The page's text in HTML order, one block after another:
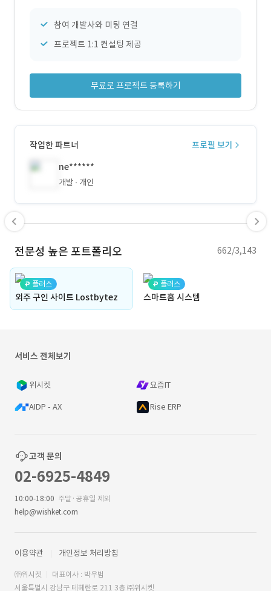
참여 개발사와 미팅 연결
프로젝트 1:1 컨설팅 제공
무료로 프로젝트 등록하기
작업한 파트너
프로필 보기
ne******
개발 개인
전문성 높은 포트폴리오 662/3,143
플러스
외주 구인 사이트 Lostbytez
플러스
스마트홈 시스템
서비스 전체보기
위시켓 요즘IT
AIDP - AX Rise ERP
고객 문의
02-6925-4849
10:00-18:00 주말·공휴일 제외
help@wishket.com
이용약관 개인정보 처리방침
㈜위시켓
대표이사 : 박우범
서울특별시 강남구 테헤란로 211 3층 ㈜위시켓